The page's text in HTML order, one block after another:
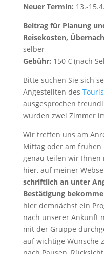
Neuer Termin: 13.-
Beitrag für Planung
Reisekosten,
selber
Gebühr: 150 € (nach
Bitte suchen Sie sich
Angestellten des
ausgesprochen
wurden zwei Zimmer
Wir treffen uns am
Mittag oder am frühen
genau teilen wir Ihnen
hier, auf meiner
schriftlich an unter
Bestätigung
hier demnächst ein
nach unserer Ankunft
mit der Gruppe
auf wichtige Wünsche